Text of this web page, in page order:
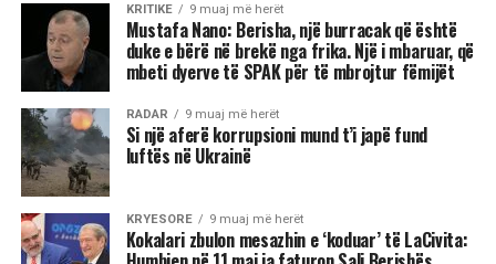
KRITIKE 9 muaj më herët
Mustafa Nano: Berisha, një burracak që është
duke e bërë në brekë nga frika. Një i mbaruar, që
mbeti dyerve të SPAK për të mbrojtur fëmijët
RADAR 9 muaj më herët
Si një aferë korrupsioni mund t’i japë fund
luftës në Ukrainë
KRYESORE 9 muaj më herët
Kokalari zbulon mesazhin e ‘koduar’ të LaCivita: